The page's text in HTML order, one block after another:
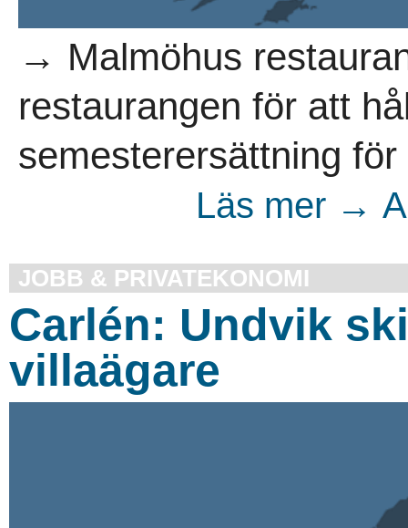
→ Malmöhus
restaurangen för att
semesterersättning
Läs mer →
JOBB & PRIVATEKONOMI
Carlén: Undvik
villaägare